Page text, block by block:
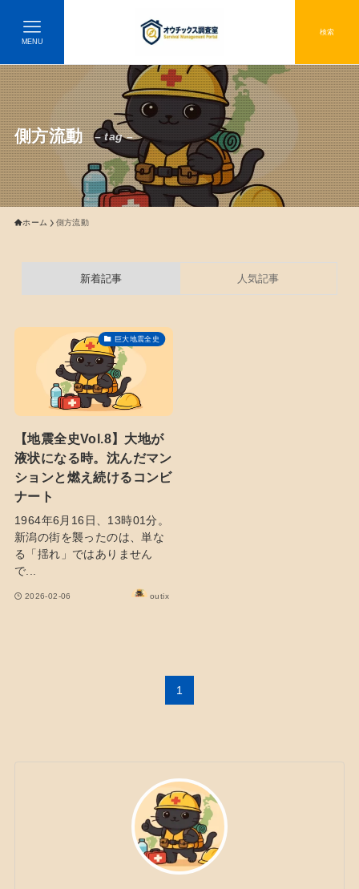
検索
MENU
側方流動 – tag –
ホーム 側方流動
新着記事 人気記事
巨大地震全史
【地震全史Vol.8】大地が
液状になる時。沈んだマン
ションと燃え続けるコンビ
ナート
1964年6月16日、13時01分。
新潟の街を襲ったのは、単な
る「揺れ」ではありません
で...
2026-02-06 outix
1